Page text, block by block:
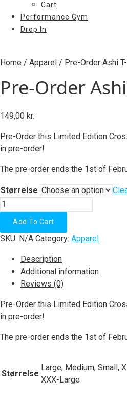
Cart
Performance Gym
Drop In
Home / Apparel / Pre-Order Ashi
Pre-Order
149,00 kr.
Pre-Order this Limited Edition
in pre-order!
The pre-order ends the 1st of
Størrelse
Pre-
Order
Ashi
T-
quantity
Add To Cart
SKU: N/A Category: Apparel
Description
Additional information
Reviews (0)
Pre-Order this Limited Edition
in pre-order!
The pre-order ends the 1st of
Størrelse
Large, Medium, Small,
XXX-Large